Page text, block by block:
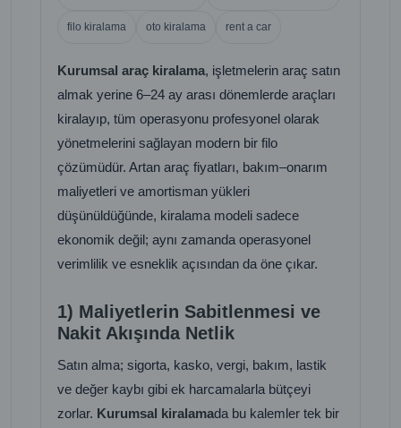
filo kiralama oto kiralama rent a car
Kurumsal araç kiralama, işletmelerin araç satın
almak yerine 6–24 ay arası dönemlerde araçları
kiralayıp, tüm operasyonu profesyonel olarak
yönetmelerini sağlayan modern bir filo
çözümüdür. Artan araç fiyatları, bakım–onarım
maliyetleri ve amortisman yükleri
düşünüldüğünde, kiralama modeli sadece
ekonomik değil; aynı zamanda operasyonel
verimlilik ve esneklik açısından da öne çıkar.
1) Maliyetlerin Sabitlenmesi ve
Nakit Akışında Netlik
Satın alma; sigorta, kasko, vergi, bakım, lastik
ve değer kaybı gibi ek harcamalarla bütçeyi
zorlar. Kurumsal kiralamada bu kalemler tek bir